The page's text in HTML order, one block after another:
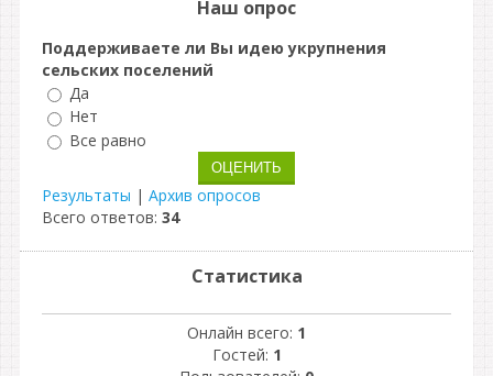
Наш опрос
Поддерживаете ли Вы идею укрупнения
сельских поселений
Да
Нет
Все равно
Результаты | Архив опросов
Всего ответов: 34
Статистика
Онлайн всего: 1
Гостей: 1